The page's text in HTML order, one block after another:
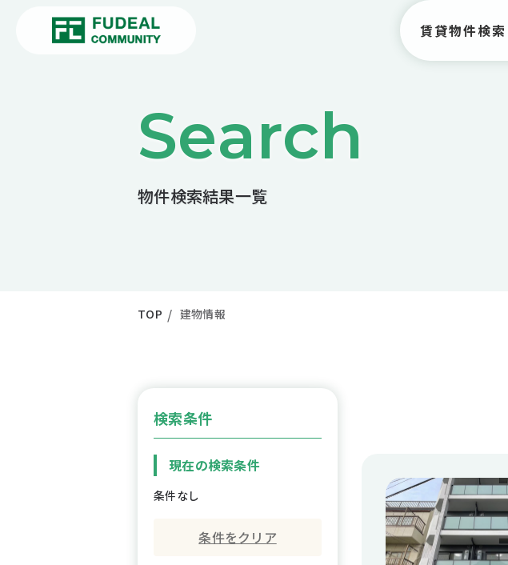
賃貸物件検索
物件検索結果一覧
Search
TOP 建物情報
検索条件
現在の検索条件
条件なし
条件をクリア